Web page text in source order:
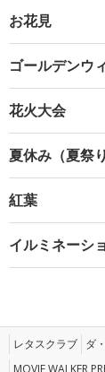
お花見
ゴールデンウ
花火大会
夏休み（夏祭り
紅葉
イルミネーシ
レタスクラブ ダ
MOVIE WALKER